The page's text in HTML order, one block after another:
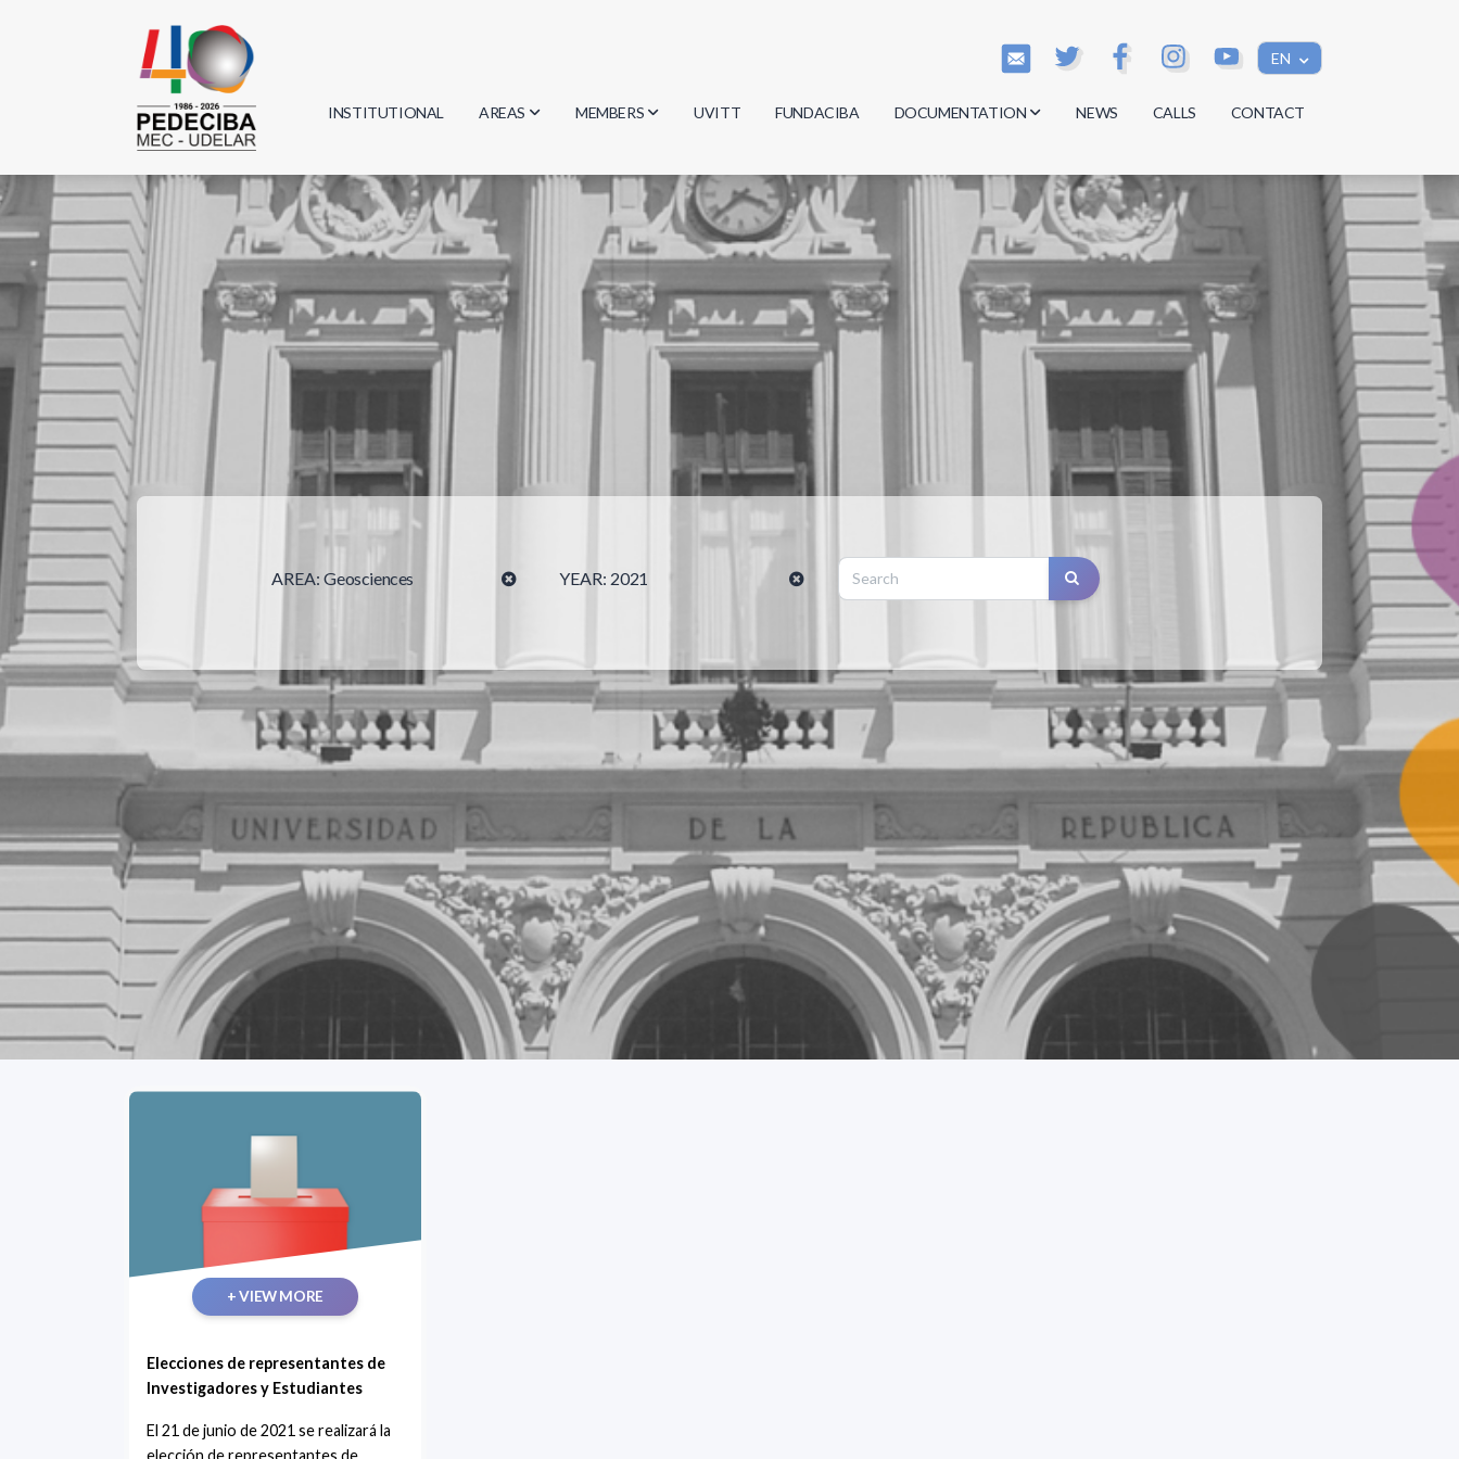
EN
INSTITUTIONAL AREAS
Biology
Physics
Geosciences
Computer Science
Mathematics
MEMBERS
Researchers
Students
Graduates
UVITT FUNDACIBA DOCUMENTATION
Minutes
Documents
NEWS CALLS CONTACT
AREA:Geosciences YEAR: 2021
+ VIEW MORE
Elecciones de representantes de
Investigadores y Estudiantes
El 21 de junio de 2021 se realizará la
elección de representantes de